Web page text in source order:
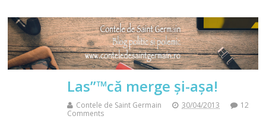
Las”™că merge și-așa!
Contele de Saint Germain 30/04/2013
12
Comments